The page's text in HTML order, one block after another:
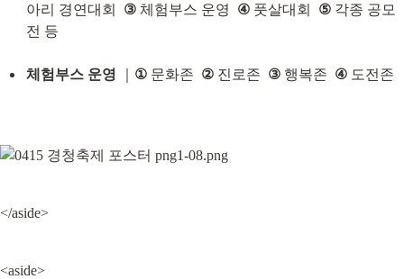
아리 경연대회 ③ 체험부스 운영 ④ 풋살대회 ⑤ 각종 공모
전 등
체험부스 운영 ① 문화존 ② 진로존 ③ 행복존 ④ 도전존
</aside>
<aside>